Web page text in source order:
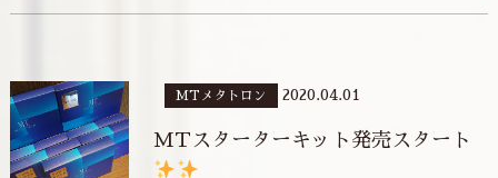
MTメタトロン 2020.04.01
MTスターターキット発売スタート